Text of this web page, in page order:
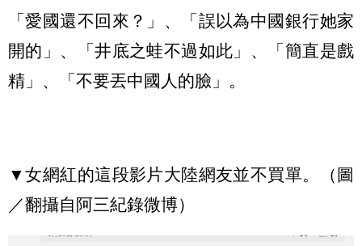
「愛國還不回來？」、「誤以為中國銀行她家
開的」、「井底之蛙不過如此」、「簡直是戲
精」、「不要丟中國人的臉」。
▼女網紅的這段影片大陸網友並不買單。（圖
／翻攝自阿三紀錄微博）